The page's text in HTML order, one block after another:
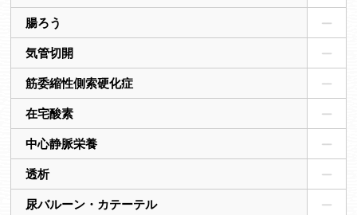
腸ろう
気管切開
筋委縮性側索硬化症
在宅酸素
中心静脈栄養
透析
尿バルーン・カテーテル